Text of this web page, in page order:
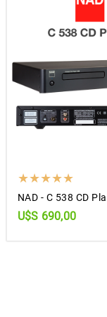
NAD - C 538 CD
U$S 690,00